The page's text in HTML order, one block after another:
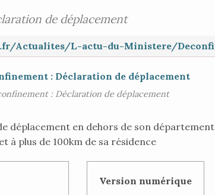
de déplacement
: Déclaration de déplacement
déplacement en dehors de son département
et à plus de 100km de sa résidence
Version numérique